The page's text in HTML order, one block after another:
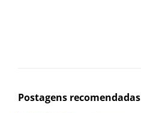
Postagens recomendadas